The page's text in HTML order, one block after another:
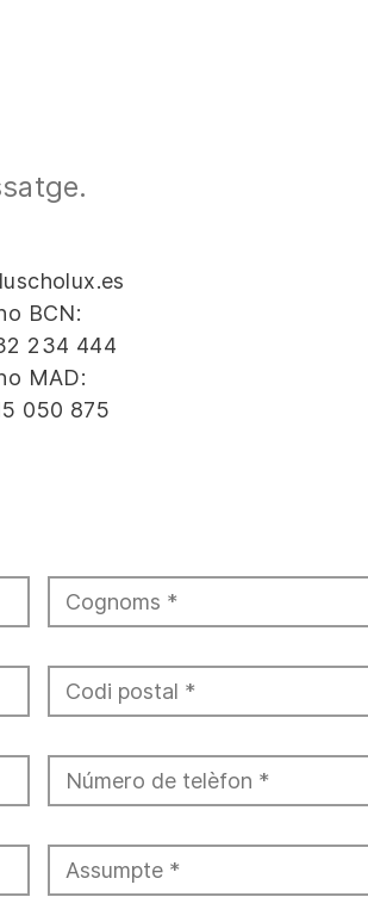
BCN:
234 444
MAD:
050 875